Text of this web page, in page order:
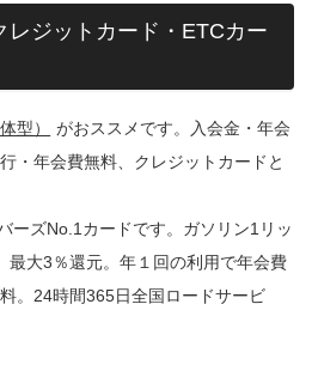
レジットカード・ETCカー
型）
がおススメです。入会金・年会
・年会費無料、クレジットカードと
ーズNo.1カードです。ガソリン1リッ
最大3％還元。年１回の利用で年会費
。24時間365日全国ロードサービ